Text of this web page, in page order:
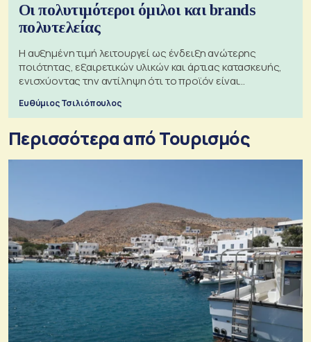
Οι πολυτιμότεροι όμιλοι και brands
πολυτελείας
Η αυξημένη τιμή λειτουργεί ως ένδειξη ανώτερης
ποιότητας, εξαιρετικών υλικών και άρτιας κατασκευής,
ενισχύοντας την αντίληψη ότι το προϊόν είναι
Ευθύμιος Τσιλιόπουλος
Περισσότερα από Τουρισμός